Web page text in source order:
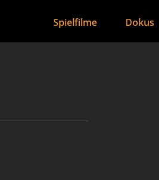
Spielfilme Dokus